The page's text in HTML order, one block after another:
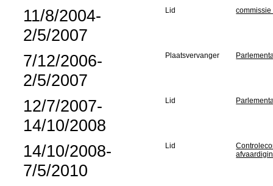
11/8/2004-
2/5/2007
Lid
7/12/2006-
2/5/2007
Plaatsvervanger
12/7/2007-
14/10/2008
Lid
14/10/2008-
7/5/2010
Lid